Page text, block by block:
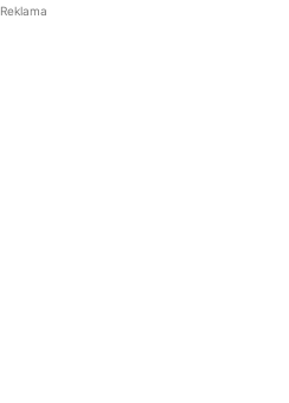
Reklama